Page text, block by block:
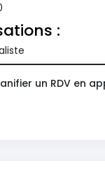
:
un RDV en